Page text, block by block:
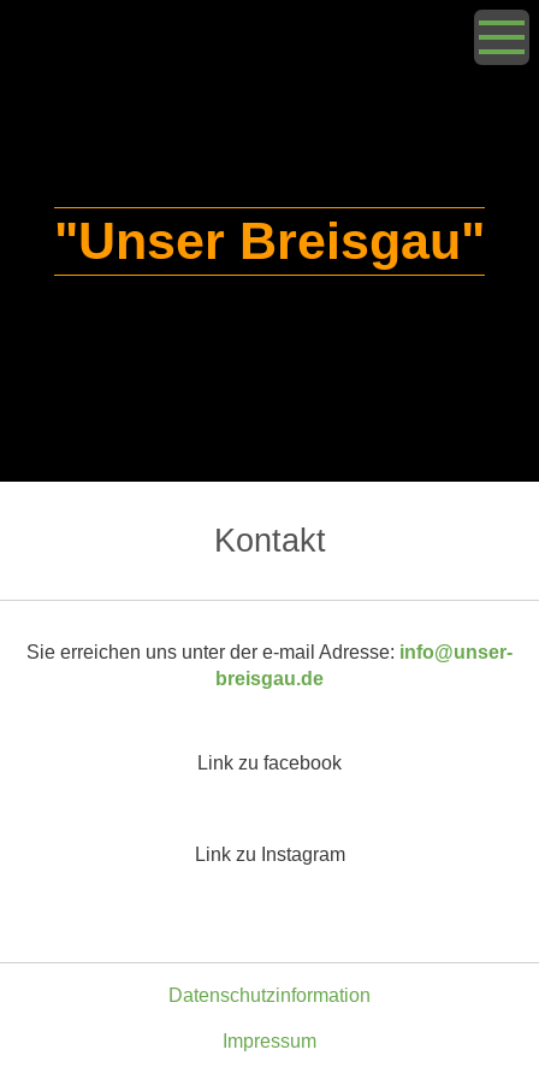
"Unser Breisgau"
Kontakt
Sie erreichen uns unter der e-mail Adresse: info@unser-
breisgau.de
Link zu facebook
Link zu Instagram
Datenschutzinformation
Impressum